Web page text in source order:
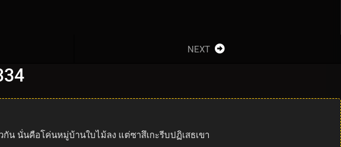
NEXT
กัน นั่นคือโค่นหมู่บ้านใบไม้ลง แต่ซาสึเกะรีบปฏิเสธเขา